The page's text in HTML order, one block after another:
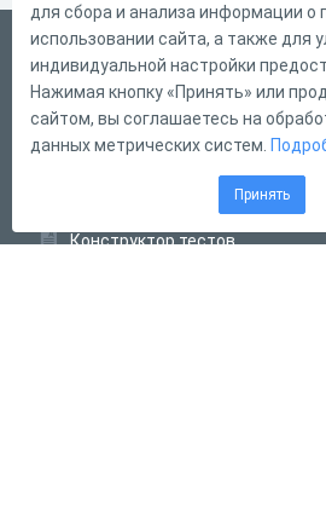
Русский
Справка
Форма обратной связи
Конструктор тестов
для сбора и анализа информации о
использовании сайта, а также для
индивидуальной настройки
Нажимая кнопку «Принять» или
сайтом, вы соглашаетесь на
данных метрических систем.
Принять